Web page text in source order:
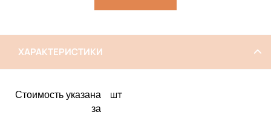
ХАРАКТЕРИСТИКИ
Стоимость указана
за
шт